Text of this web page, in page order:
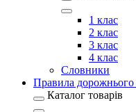
1 клас
2 клас
3 клас
4 клас
Словники
Правила дорожнього
Каталог товарів